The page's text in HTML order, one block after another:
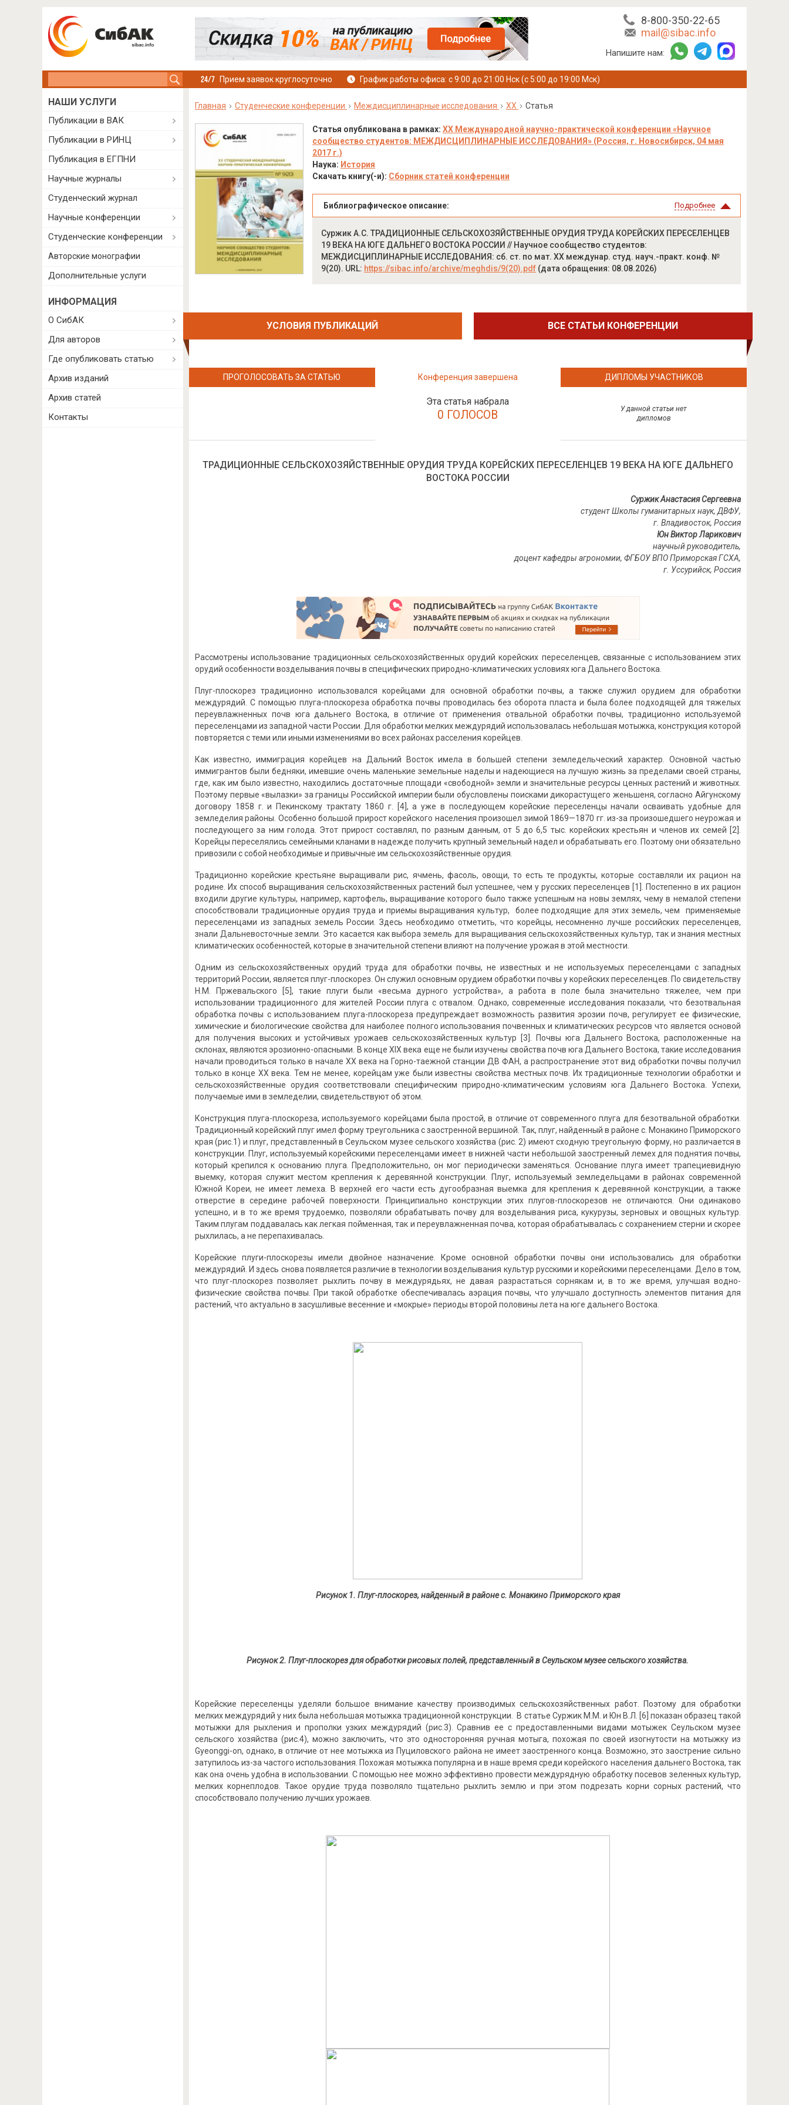
8-800-350-22-65
mail@sibac.info
Напишите нам:
Прием заявок круглосуточно График работы офиса: с 9:00 до 21:00 Нск (с 5:00 до 19:00 Мск)
Главная Студенческие конференции Междисциплинарные исследования XX Статья
Статья опубликована в рамках: XX Международной научно-практической конференции «Научное
сообщество студентов: МЕЖДИСЦИПЛИНАРНЫЕ ИССЛЕДОВАНИЯ» (Россия, г. Новосибирск, 04 мая
2017 г.)
Наука: История
Скачать книгу(-и): Сборник статей конференции
Библиографическое описание: Подробнее
Суржик А.С. ТРАДИЦИОННЫЕ СЕЛЬСКОХОЗЯЙСТВЕННЫЕ ОРУДИЯ ТРУДА КОРЕЙСКИХ ПЕРЕСЕЛЕНЦЕВ
19 ВЕКА НА ЮГЕ ДАЛЬНЕГО ВОСТОКА РОССИИ // Научное сообщество студентов:
МЕЖДИСЦИПЛИНАРНЫЕ ИССЛЕДОВАНИЯ: сб. ст. по мат. XX междунар. студ. науч.-практ. конф. №
9(20). URL: https://sibac.info/archive/meghdis/9(20).pdf(дата обращения: 08.08.2026)
УСЛОВИЯ ПУБЛИКАЦИЙ ВСЕ СТАТЬИ КОНФЕРЕНЦИИ
ПРОГОЛОСОВАТЬ ЗА СТАТЬЮ Конференция завершена
Эта статья набрала
0 ГОЛОСОВ
ДИПЛОМЫ УЧАСТНИКОВ
У данной статьи нет
дипломов
ТРАДИЦИОННЫЕ СЕЛЬСКОХОЗЯЙСТВЕННЫЕ ОРУДИЯ ТРУДА КОРЕЙСКИХ ПЕРЕСЕЛЕНЦЕВ 19 ВЕКА НА ЮГЕ ДАЛЬНЕГО
ВОСТОКА РОССИИ
Суржик Анастасия Сергеевна
студент Школы гуманитарных наук, ДВФУ,
г. Владивосток, Россия
Юн Виктор Ларикович
научный руководитель,
доцент кафедры агрономии, ФГБОУ ВПО Приморская ГСХА,
г. Уссурийск, Россия
Рассмотрены использование традиционных сельскохозяйственных орудий корейских переселенцев, связанные с использованием этих
орудий особенности возделывания почвы в специфических природно-климатических условиях юга Дальнего Востока.
Плуг-плоскорез традиционно использовался корейцами для основной обработки почвы, а также служил орудием для обработки
междурядий. С помощью плуга-плоскореза обработка почвы проводилась без оборота пласта и была более подходящей для тяжелых
переувлажненных почв юга дальнего Востока, в отличие от применения отвальной обработки почвы, традиционно используемой
переселенцами из западной части России. Для обработки мелких междурядий использовалась небольшая мотыжка, конструкция которой
повторяется с теми или иными изменениями во всех районах расселения корейцев.
Как известно, иммиграция корейцев на Дальний Восток имела в большей степени земледельческий характер. Основной частью
иммигрантов были бедняки, имевшие очень маленькие земельные наделы и надеющиеся на лучшую жизнь за пределами своей страны,
где, как им было известно, находились достаточные площади «свободной» земли и значительные ресурсы ценных растений и животных.
Поэтому первые «вылазки» за границы Российской империи были обусловлены поисками дикорастущего женьшеня, согласно Айгунскому
договору 1858 г. и Пекинскому трактату 1860 г. [4], а уже в последующем корейские переселенцы начали осваивать удобные для
земледелия районы. Особенно большой прирост корейского населения произошел зимой 1869—1870 гг. из-за произошедшего неурожая и
последующего за ним голода. Этот прирост составлял, по разным данным, от 5 до 6,5 тыс. корейских крестьян и членов их семей [2].
Корейцы переселялись семейными кланами в надежде получить крупный земельный надел и обрабатывать его. Поэтому они обязательно
привозили с собой необходимые и привычные им сельскохозяйственные орудия.
Традиционно корейские крестьяне выращивали рис, ячмень, фасоль, овощи, то есть те продукты, которые составляли их рацион на
родине. Их способ выращивания сельскохозяйственных растений был успешнее, чем у русских переселенцев [1]. Постепенно в их рацион
входили другие культуры, например, картофель, выращивание которого было также успешным на новы землях, чему в немалой степени
способствовали традиционные орудия труда и приемы выращивания культур, более подходящие для этих земель, чем применяемые
переселенцами из западных земель России. Здесь необходимо отметить, что корейцы, несомненно лучше российских переселенцев,
знали Дальневосточные земли. Это касается как выбора земель для выращивания сельскохозяйственных культур, так и знания местных
климатических особенностей, которые в значительной степени влияют на получение урожая в этой местности.
Одним из сельскохозяйственных орудий труда для обработки почвы, не известных и не используемых переселенцами с западных
территорий России, является плуг-плоскорез. Он служил основным орудием обработки почвы у корейских переселенцев. По свидетельству
Н.М. Пржевальского [5], такие плуги были «весьма дурного устройства», а работа в поле была значительно тяжелее, чем при
использовании традиционного для жителей России плуга с отвалом. Однако, современные исследования показали, что безотвальная
обработка почвы с использованием плуга-плоскореза предупреждает возможность развития эрозии почв, регулирует ее физические,
химические и биологические свойства для наиболее полного использования почвенных и климатических ресурсов что является основой
для получения высоких и устойчивых урожаев сельскохозяйственных культур [3]. Почвы юга Дальнего Востока, расположенные на
склонах, являются эрозионно-опасными. В конце XIX века еще не были изучены свойства почв юга Дальнего Востока, такие исследования
начали проводиться только в начале XX века на Горно-таежной станции ДВ ФАН, а распространение этот вид обработки почвы получил
только в конце XX века. Тем не менее, корейцам уже были известны свойства местных почв. Их традиционные технологии обработки и
сельскохозяйственные орудия соответствовали специфическим природно-климатическим условиям юга Дальнего Востока. Успехи,
получаемые ими в земледелии, свидетельствуют об этом.
Конструкция плуга-плоскореза, используемого корейцами была простой, в отличие от современного плуга для безотвальной обработки.
Традиционный корейский плуг имел форму треугольника с заостренной вершиной. Так, плуг, найденный в районе с. Монакино Приморского
края (рис.1) и плуг, представленный в Сеульском музее сельского хозяйства (рис. 2) имеют сходную треугольную форму, но различается в
конструкции. Плуг, используемый корейскими переселенцами имеет в нижней части небольшой заостренный лемех для поднятия почвы,
который крепился к основанию плуга. Предположительно, он мог периодически заменяться. Основание плуга имеет трапециевидную
выемку, которая служит местом крепления к деревянной конструкции. Плуг, используемый земледельцами в районах современной
Южной Кореи, не имеет лемеха. В верхней его части есть дугообразная выемка для крепления к деревянной конструкции, а также
отверстие в середине рабочей поверхности. Принципиально конструкции этих плугов-плоскорезов не отличаются. Они одинаково
успешно, и в то же время трудоемко, позволяли обрабатывать почву для возделывания риса, кукурузы, зерновых и овощных культур.
Таким плугам поддавалась как легкая пойменная, так и переувлажненная почва, которая обрабатывалась с сохранением стерни и скорее
рыхлилась, а не перепахивалась.
Корейские плуги-плоскорезы имели двойное назначение. Кроме основной обработки почвы они использовались для обработки
междурядий. И здесь снова появляется различие в технологии возделывания культур русскими и корейскими переселенцами. Дело в том,
что плуг-плоскорез позволяет рыхлить почву в междурядьях, не давая разрастаться сорнякам и, в то же время, улучшая водно-
физические свойства почвы. При такой обработке обеспечивалась аэрация почвы, что улучшало доступность элементов питания для
растений, что актуально в засушливые весенние и «мокрые» периоды второй половины лета на юге дальнего Востока.
Рисунок 1. Плуг-плоскорез, найденный в районе с. Монакино Приморского края
Рисунок 2. Плуг-плоскорез для обработки рисовых полей, представленный в Сеульском музее сельского хозяйства.
Корейские переселенцы уделяли большое внимание качеству производимых сельскохозяйственных работ. Поэтому для обработки
мелких междурядий у них была небольшая мотыжка традиционной конструкции. В статье Суржик М.М. и Юн В.Л. [6] показан образец такой
мотыжки для рыхления и прополки узких междурядий (рис.3). Сравнив ее с предоставленными видами мотыжек Сеульском музее
сельского хозяйства (рис.4), можно заключить, что это односторонняя ручная мотыга, похожая по своей изогнутости на мотыжку из
Gyeonggi-on, однако, в отличие от нее мотыжка из Пуциловского района не имеет заостренного конца. Возможно, это заострение сильно
затупилось из-за частого использования. Похожая мотыжка популярна и в наше время среди корейского населения дальнего Востока, так
как она очень удобна в использовании. С помощью нее можно эффективно провести междурядную обработку посевов зеленных культур,
мелких корнеплодов. Такое орудие труда позволяло тщательно рыхлить землю и при этом подрезать корни сорных растений, что
способствовало получению лучших урожаев.
НАШИ УСЛУГИ
Публикации в ВАК
Публикации в РИНЦ
Публикация в ЕГПНИ
Научные журналы
Студенческий журнал
Научные конференции
Студенческие конференции
Авторские монографии
Дополнительные услуги
ИНФОРМАЦИЯ
О СибАК
Для авторов
Где опубликовать статью
Архив изданий
Архив статей
Контакты